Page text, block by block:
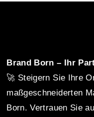
t
n
Brand Born – Ihr
🚀 Steigern Sie Ihre
maßgeschneiderten
Born. Vertrauen Sie